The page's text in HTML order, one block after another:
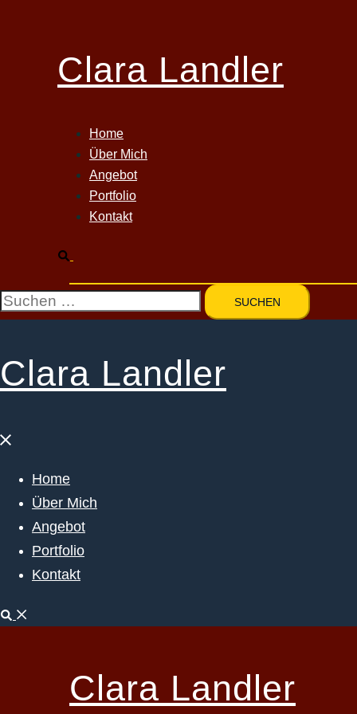
Clara Landler
Home
Über Mich
Angebot
Portfolio
Kontakt
Suche
Suchen
nach:
Clara Landler
Menü
Home
Über Mich
Angebot
Portfolio
Kontakt
Suche
Clara Landler